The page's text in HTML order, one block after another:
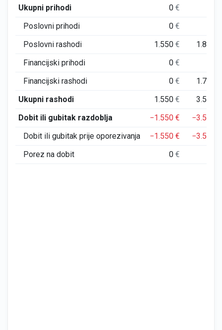
Ukupni prihodi 0€
Poslovni prihodi
0€
Poslovni rashodi
1.550€ 1.863
Financijski prihodi
0€
Financijski rashodi
0€ 1.732
Ukupni rashodi
1.550€ 3.595
Dobit ili gubitak razdoblja
−1.550€ −3.595
Dobit ili gubitak prije oporezivanja
−1.550€ −3.595
Porez na dobit
0€